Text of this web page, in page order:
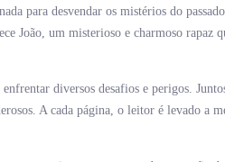
para desvendar os mistérios do
João, um misterioso e charmoso rapaz
diversos desafios e perigos.
A cada página, o leitor é levado a